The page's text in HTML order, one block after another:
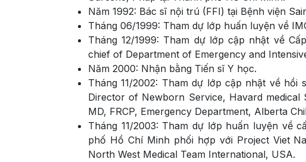
Năm 1992: Bác sĩ nội trú (FFI) tại Bệnh viện
Tháng 06/1999: Tham dự lớp huấn luyện về
Tháng 12/1999: Tham dự lớp cập nhật về
chief of Department of Emergency and
Năm 2000: Nhận bằng Tiến sĩ Y học.
Tháng 11/2002: Tham dự lớp cập nhật về hồi
Director of Newborn Service, Havard
MD, FRCP, Emergency Department, Alberta
Tháng 11/2003: Tham dự lớp huấn luyện về
phố Hồ Chí Minh phối hợp với Project Viet
North West Medical Team International, USA.